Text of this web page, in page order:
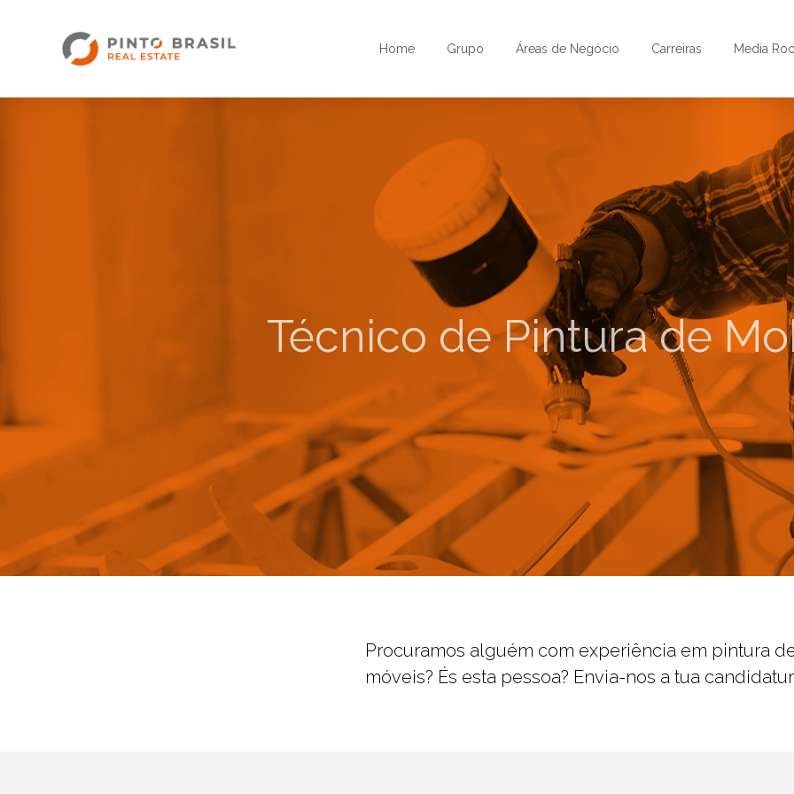
Home Grupo Áreas de Negócio Carreiras Media
Técnico de Pintura de
Procuramos alguém com experiência em pintura
móveis? És esta pessoa? Envia-nos a tua